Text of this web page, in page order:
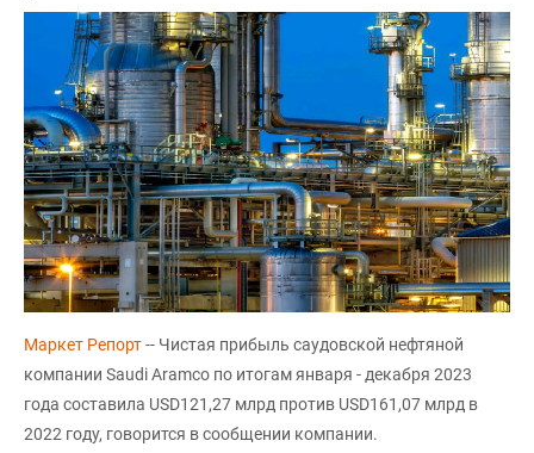
Маркет Репорт-- Чистая прибыль саудовской нефтяной
компании Saudi Aramco по итогам января - декабря 2023
года составила USD121,27 млрд против USD161,07 млрд в
2022 году, говорится в сообщении компании.